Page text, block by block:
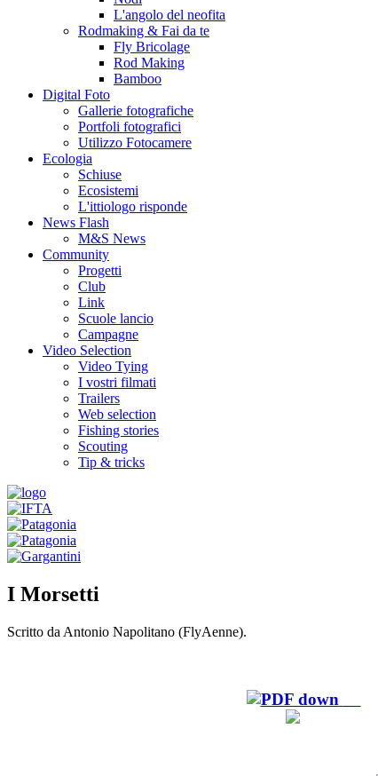
L'angolo del neofita
Rodmaking & Fai da te
Fly Bricolage
Rod Making
Bamboo
Digital Foto
Gallerie fotografiche
Portfoli fotografici
Utilizzo Fotocamere
Ecologia
Schiuse
Ecosistemi
L'ittiologo risponde
News Flash
M&S News
Community
Progetti
Club
Link
Scuole lancio
Campagne
Video Selection
Video Tying
I vostri filmati
Trailers
Web selection
Fishing stories
Scouting
Tip & tricks
I Morsetti
Scritto da Antonio Napolitano (FlyAenne).